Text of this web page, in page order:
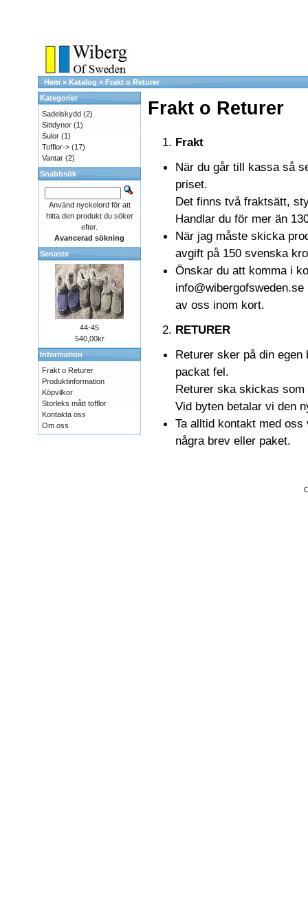
Hem » Katalog » Frakt o Returer
Frakt o Returer
Frakt
När du går till kassa så
priset.
Det finns två fraktsätt,
Handlar du för mer än
När jag måste skicka
avgift på 150 svenska
Önskar du att komma i
av oss inom kort.
RETURER
Returer sker på din
packat fel.
Returer ska skickas
Vid byten betalar vi den
Ta alltid kontakt med
några brev eller paket.
Kategorier
Sadelskydd (2)
Sittdynor (1)
Sulor (1)
Tofflor-> (17)
Vantar (2)
Snabbsök
Använd nyckelord för att
hitta den produkt du söker
efter.
Avancerad sökning
Senaste
44-45
540,00kr
Information
Frakt o Returer
Produktinformation
Köpvilkor
Storleks mått tofflor
Kontakta oss
Om oss